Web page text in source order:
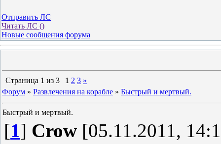
Отправить ЛС
Читать ЛС ()
Новые сообщения форума
Страница 1 из 3 1 2 3 »
Форум » Развлечения на корабле » Быстрый и мертвый.
Быстрый и мертвый.
[1] Crow [05.11.2011,